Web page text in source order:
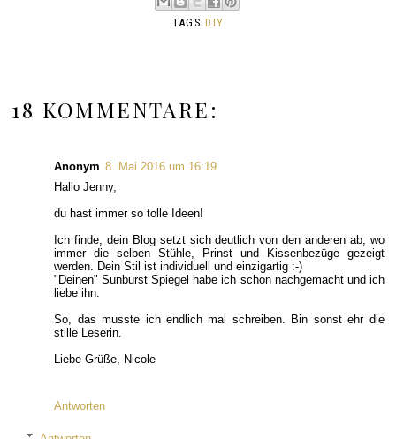
TAGSDIY
18 KOMMENTARE:
Anonym 8. Mai 2016 um 16:19
Hallo Jenny,
du hast immer so tolle Ideen!
Ich finde, dein Blog setzt sich deutlich von den anderen ab, wo
immer die selben Stühle, Prinst und Kissenbezüge gezeigt
werden. Dein Stil ist individuell und einzigartig :-)
"Deinen" Sunburst Spiegel habe ich schon nachgemacht und ich
liebe ihn.
So, das musste ich endlich mal schreiben. Bin sonst ehr die
stille Leserin.
Liebe Grüße, Nicole
Antworten